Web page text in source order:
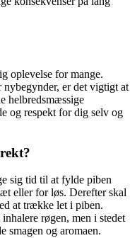
oplevelse for mange.
nybegynder, er det vigtigt at
helbredsmæssige
og respekt for dig selv og
sig tid til at fylde piben
eller for løs. Derefter skal
at trække let i piben.
røgen, men i stedet
smagen og aromaen.